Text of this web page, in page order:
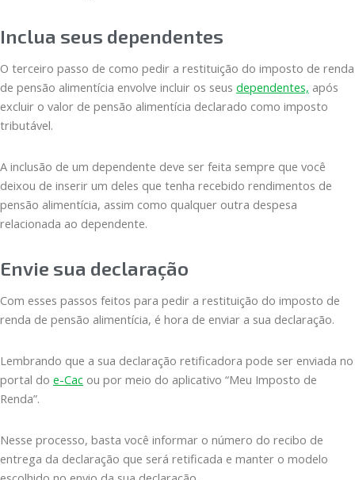
Inclua seus dependentes
O terceiro passo de como pedir a restituição do imposto de renda
de pensão alimentícia envolve incluir os seus dependentes, após
excluir o valor de pensão alimentícia declarado como imposto
tributável.
A inclusão de um dependente deve ser feita sempre que você
deixou de inserir um deles que tenha recebido rendimentos de
pensão alimentícia, assim como qualquer outra despesa
relacionada ao dependente.
Envie sua declaração
Com esses passos feitos para pedir a restituição do imposto de
renda de pensão alimentícia, é hora de enviar a sua declaração.
Lembrando que a sua declaração retificadora pode ser enviada no
portal do e-Cac ou por meio do aplicativo “Meu Imposto de
Renda”.
Nesse processo, basta você informar o número do recibo de
entrega da declaração que será retificada e manter o modelo